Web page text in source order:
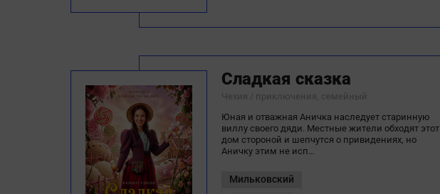
Сладкая сказка
Чехия / приключения, семейный
Юная и отважная Аничка наследует старинную
виллу своего дяди. Местные жители обходят этот
дом стороной и шепчутся о привидениях, но
Аничку этим не исп…
Мильковский